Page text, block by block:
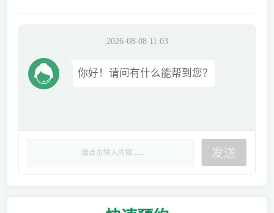
2026-08-08 11:03
你好！请问有什么能帮到您？